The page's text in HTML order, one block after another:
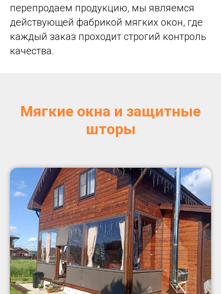
перепродаем продукцию, мы являемся
действующей фабрикой мягких окон, где
каждый заказ проходит строгий контроль
качества.
Мягкие окна и защитные
шторы